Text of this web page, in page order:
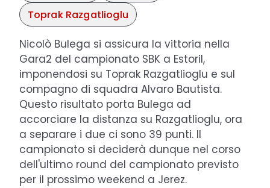
Toprak Razgatlioglu
Nicolò Bulega si assicura la vittoria nella
Gara2 del campionato SBK a Estoril,
imponendosi su Toprak Razgatlioglu e sul
compagno di squadra Alvaro Bautista.
Questo risultato porta Bulega ad
accorciare la distanza su Razgatlioglu, ora
a separare i due ci sono 39 punti. Il
campionato si deciderà dunque nel corso
dell'ultimo round del campionato previsto
per il prossimo weekend a Jerez.